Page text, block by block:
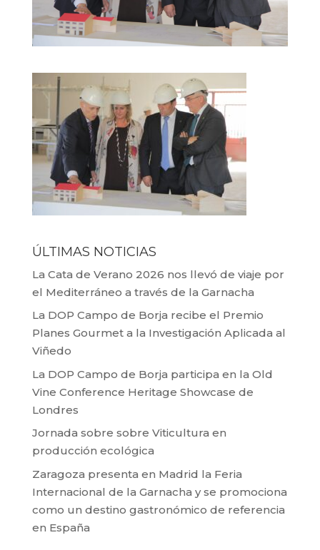
ÚLTIMAS NOTICIAS
La Cata de Verano 2026 nos llevó de viaje por
el Mediterráneo a través de la Garnacha
La DOP Campo de Borja recibe el Premio
Planes Gourmet a la Investigación Aplicada al
Viñedo
La DOP Campo de Borja participa en la Old
Vine Conference Heritage Showcase de
Londres
Jornada sobre sobre Viticultura en
producción ecológica
Zaragoza presenta en Madrid la Feria
Internacional de la Garnacha y se promociona
como un destino gastronómico de referencia
en España